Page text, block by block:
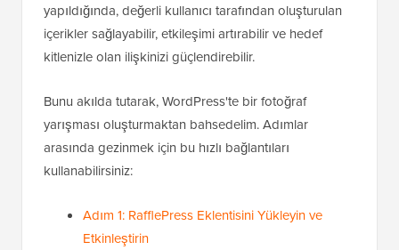
yapıldığında, değerli kullanıcı tarafından oluşturulan
içerikler sağlayabilir, etkileşimi artırabilir ve hedef
kitlenizle olan ilişkinizi güçlendirebilir.
Bunu akılda tutarak, WordPress'te bir fotoğraf
yarışması oluşturmaktan bahsedelim. Adımlar
arasında gezinmek için bu hızlı bağlantıları
kullanabilirsiniz:
Adım 1: RafflePress Eklentisini Yükleyin ve
Etkinleştirin